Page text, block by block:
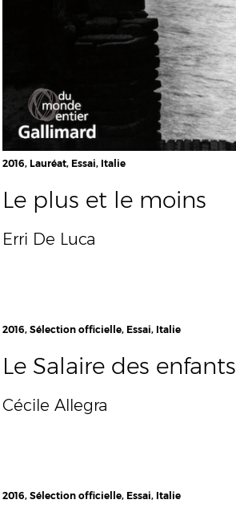
2016, Lauréat, Essai, Italie
Le plus et le moins
Erri De Luca
2016, Sélection officielle, Essai, Italie
Le Salaire des enfants
Cécile Allegra
2016, Sélection officielle, Essai, Italie